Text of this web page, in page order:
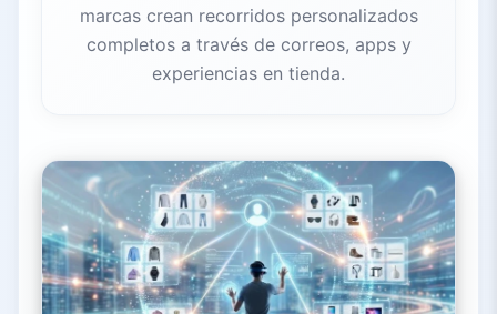
marcas crean recorridos personalizados
completos a través de correos, apps y
experiencias en tienda.